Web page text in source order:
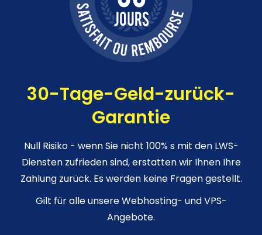
30-Tage-Geld-zurück-
Garantie
Null Risiko - wenn Sie nicht 100% s mit den LWS-
Diensten zufrieden sind, erstatten wir Ihnen Ihre
Zahlung zurück. Es werden keine Fragen gestellt.
Gilt für alle unsere Webhosting- und VPS-
Angebote.